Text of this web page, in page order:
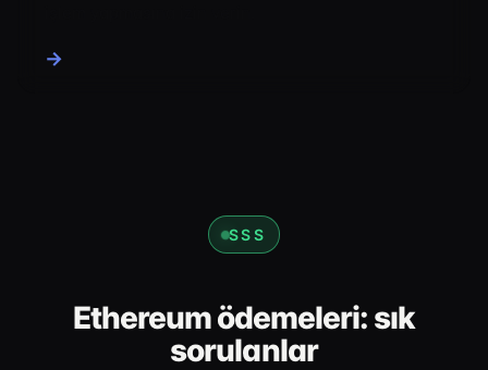
→
SSS
Ethereum ödemeleri: sık
sorulanlar